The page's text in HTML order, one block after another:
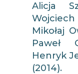
Alicja
Mikołaj
Paweł
Henryk